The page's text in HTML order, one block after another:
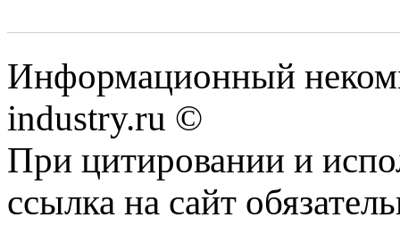
Информационный
industry.ru ©
При цитировании и
ссылка на сайт